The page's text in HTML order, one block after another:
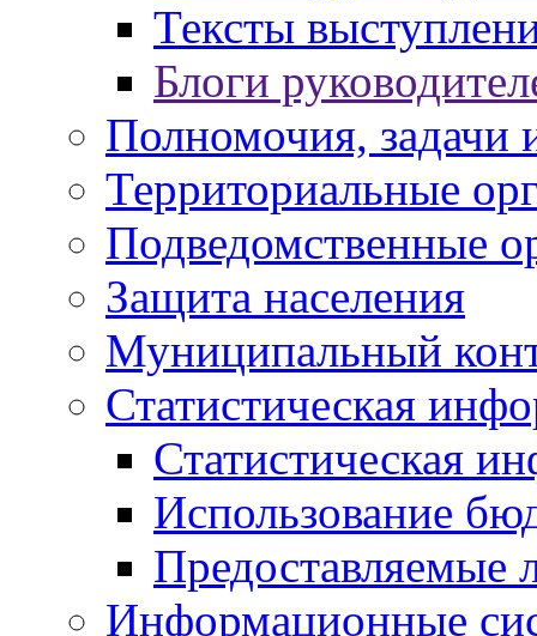
Тексты
Блоги
Полномочия, задачи
Территориальные
Подведомственные
Защита населения
Муниципальный
Статистическая
Статистическая
Использование
Предоставляемые
Информационные